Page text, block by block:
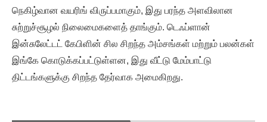
நெகிழ்வான வயரிங் விருப்பமாகும், இது பரந்த அளவிலான
சுற்றுச்சூழல் நிலைமைகளைத் தாங்கும். டெஃப்ளான்
இன்சுலேட்டட் கேபிளின் சில சிறந்த அம்சங்கள் மற்றும் பலன்கள்
இங்கே கொடுக்கப்பட்டுள்ளன, இது வீட்டு மேம்பாட்டு
திட்டங்களுக்கு சிறந்த தேர்வாக அமைகிறது.